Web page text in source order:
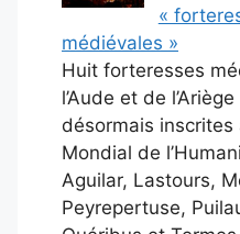
«
médiévales »
Huit forteresses
l’Aude et de
désormais inscrites
Mondial de
Aguilar, Lastours,
Peyrepertuse,